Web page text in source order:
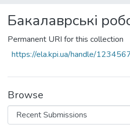
Бакалаврські
Permanent URI for this collection
https://ela.kpi.ua/handle/
Browse